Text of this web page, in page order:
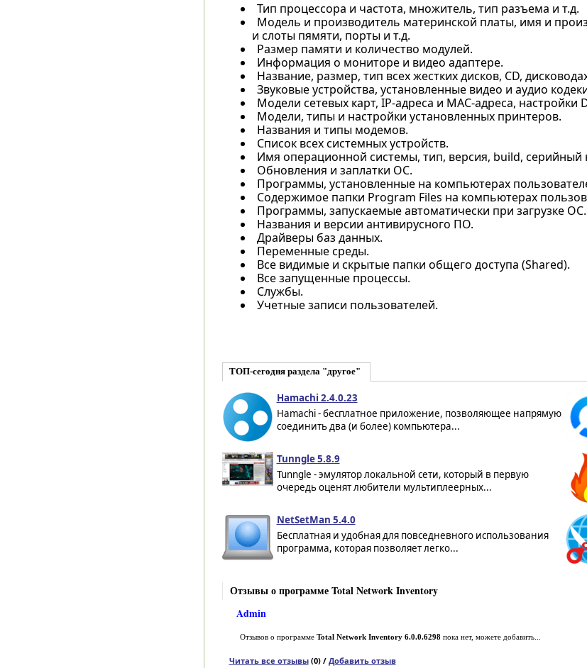
Тип процессора и частота, множитель, тип разъема и т.д.
Модель и производитель материнской платы, имя и
и слоты пямяти, порты и т.д.
Размер памяти и количество модулей.
Информация о мониторе и видео адаптере.
Название, размер, тип всех жестких дисков, CD,
Звуковые устройства, установленные видео и аудио
Модели сетевых карт, IP-адреса и MAC-адреса, настройки
Модели, типы и настройки установленных принтеров.
Названия и типы модемов.
Список всех системных устройств.
Имя операционной системы, тип, версия, build, серийный
Обновления и заплатки ОС.
Программы, установленные на компьютерах
Содержимое папки Program Files на компьютерах
Программы, запускаемые автоматически при загрузке ОС.
Названия и версии антивирусного ПО.
Драйверы баз данных.
Переменные среды.
Все видимые и скрытые папки общего доступа (Shared).
Все запущенные процессы.
Службы.
Учетные записи пользователей.
ТОП-сегодня раздела "другое"
Hamachi 2.4.0.23
Hamachi - бесплатное приложение, позволяющее напрямую
соединить два (и более) компьютера...
Tunngle 5.8.9
Tunngle - эмулятор локальной сети, который в первую
очередь оценят любители мультиплеерных...
NetSetMan 5.4.0
Бесплатная и удобная для повседневного использования
программа, которая позволяет легко...
Отзывы о программе Total Network Inventory
Admin
Отзывов о программе Total Network Inventory 6.0.0.6298пока нет, можете добавить...
Читать все отзывы(0) / Добавить отзыв